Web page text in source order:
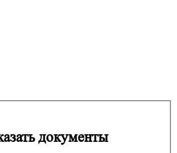
документы